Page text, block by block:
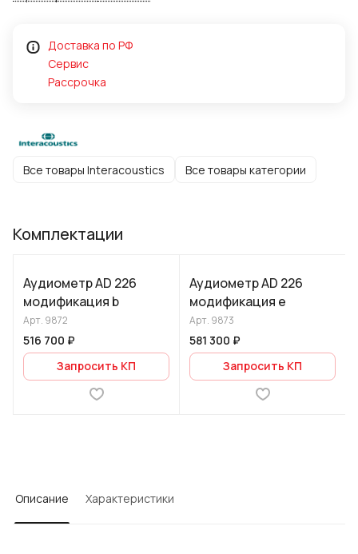
Доставка по РФ
Сервис
Рассрочка
Все товары Interacoustics Все товары категории
Комплектации
Аудиометр AD 226
модификация b
Арт. 9872
516 700 ₽
Запросить КП
Аудиометр AD 226
модификация e
Арт. 9873
581 300 ₽
Запросить КП
Описание Характеристики